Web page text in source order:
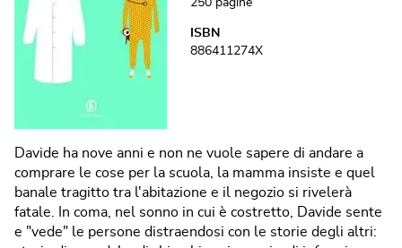
Davide ha nove anni e non ne vuole sapere di andare a
comprare le cose per la scuola, la mamma insiste e quel
banale tragitto tra l'abitazione e il negozio si rivelerà
fatale. In coma, nel sonno in cui è costretto, Davide sente
e "vede" le persone distraendosi con le storie degli altri:
ISBN
886411274X